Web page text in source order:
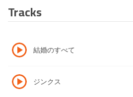
Tracks
結婚のすべて
ジンクス